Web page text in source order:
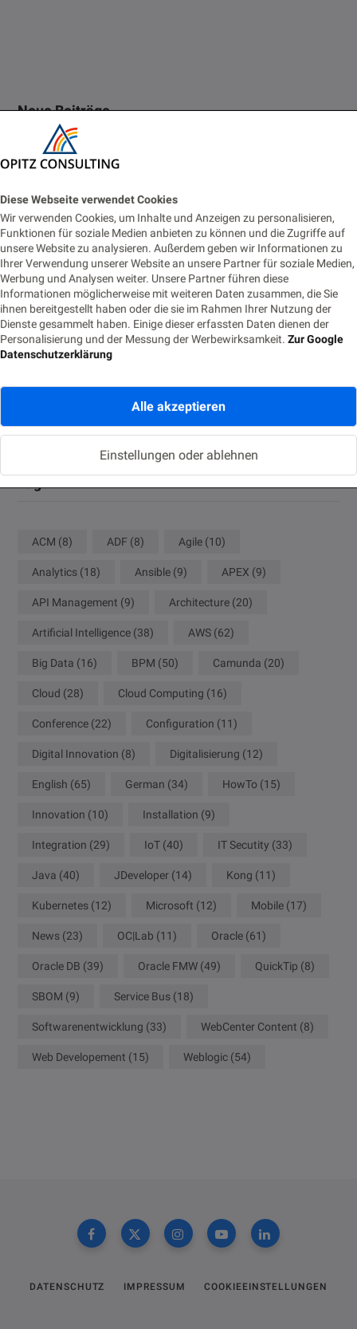
Diese Webseite verwendet Cookies
Wir verwenden Cookies, um Inhalte und Anzeigen zu personalisieren,
Funktionen für soziale Medien anbieten zu können und die Zugriffe auf
unsere Website zu analysieren. Außerdem geben wir Informationen zu
Ihrer Verwendung unserer Website an unsere Partner für soziale Medien,
Werbung und Analysen weiter. Unsere Partner führen diese
Informationen möglicherweise mit weiteren Daten zusammen, die Sie
ihnen bereitgestellt haben oder die sie im Rahmen Ihrer Nutzung der
Dienste gesammelt haben. Einige dieser erfassten Daten dienen der
Personalisierung und der Messung der Werbewirksamkeit. Zur Google
Datenschutzerklärung
Alle akzeptieren
Einstellungen oder ablehnen
Neue Beiträge
Oracle Forms 14: New Features Every Forms Developer
2. JULI 2026
Vom Monitoring zur Fachanwendung: Prometheus-Alerts für
Business-Prozesse nutzbar machen
22. JUNI 2026
Eventbasierte Synchronisation zwischen Monolith und
Cloud-Modul
Die Nachtwache: Rufbereitschaft für IT-Profis
9. JUNI 2026
ACM (8) ADF (8) Agile (10)
Analytics (18) Ansible (9) APEX (9)
API Management (9) Architecture (20)
Artificial Intelligence (38) AWS (62)
Big Data (16) BPM (50) Camunda (20)
Cloud (28) Cloud Computing (16)
Conference (22) Configuration (11)
Digital Innovation (8) Digitalisierung (12)
English (65) German (34) HowTo (15)
Innovation (10) Installation (9)
Integration (29) IoT (40) IT Secutity (33)
Java (40) JDeveloper (14) Kong (11)
Kubernetes (12) Microsoft (12) Mobile (17)
News (23) OC|Lab (11) Oracle (61)
Oracle DB (39) Oracle FMW (49) QuickTip (8)
SBOM (9) Service Bus (18)
Softwarenentwicklung (33) WebCenter Content (8)
Web Developement (15) Weblogic (54)
DATENSCHUTZ IMPRESSUM COOKIEEINSTELLUNGEN